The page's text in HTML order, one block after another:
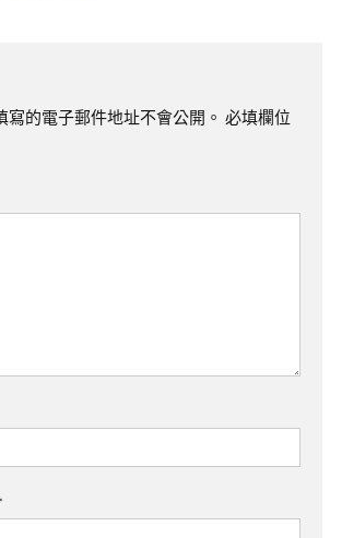
寫的電子郵件地址不會公開。 必填欄位